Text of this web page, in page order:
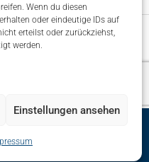
Wenn du diesen
oder eindeutige IDs auf
erteilst oder zurückziehst,
werden.
Einstellungen ansehen
Datenschutz